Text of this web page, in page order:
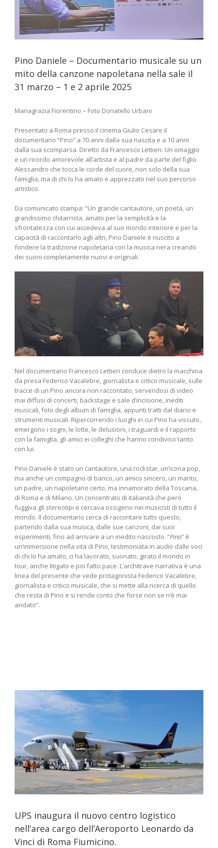
Pino Daniele – Documentario musicale su un
mito della canzone napoletana nella sale il
31 marzo – 1 e 2 aprile 2025
Mariagrazia Fiorentino – Foto Donatello Urbani
Presentato a Roma presso il cinema Giulio Cesare il
documentario “Pino” a 70 anni dalla sua nascita e a 10 anni
dalla sua scomparsa. Diretto da Francesco Lettieri. Un omaggio
e un ricordo amorevole all’artista e al padre da parte del figlio
Alessandro che tocca le corde del cuore, non solo della sua
famiglia, ma di chi lo ha amato e apprezzato nel suo percorso
artistico.
Da comunicato stampa: “Un grande cantautore, un poeta, un
grandissimo chitarrista, amato per la semplicità e la
sfrontatezza con cui accedeva al suo mondo interiore e per la
capacità di raccontarlo agli altri, Pino Daniele è riuscito a
fondere la tradizione napoletana con la musica nera creando
dei suoni completamente nuovi e originali.
Nel documentario Francesco Lettieri conduce dietro la macchina
da presa Federico Vacalebre, giornalista e critico musicale, sulle
tracce di un Pino ancora non raccontato, servendosi di video
mai diffusi di concerti, backstage e sale d’incisione, inediti
musicali, foto degli album di famiglia, appunti tratti dal diario e
strumenti musicali. Ripercorrendo i luoghi in cui Pino ha vissuto,
emergono i sogni, le lotte, le delusioni, i traguardi e il rapporto
con la famiglia, gli amici ei colleghi che hanno condiviso tanto
con lui.
Pino Daniele è stato un cantautore, una rockstar, un’icona pop,
ma anche un compagno di banco, un amico sincero, un marito,
un padre, un napoletano certo, ma innamorato della Toscana,
di Roma e di Milano. Un concentrato di italianità che però
fuggiva gli stereotipi e cercava ossigeno nei musicisti di tutto il
mondo. Il documentario cerca di raccontare tutto questo,
partendo dalla sua musica, dalle sue canzoni, dai suoi
esperimenti, fino ad arrivare a un inedito nascosto. “Pino” è
un’immersione nella vita di Pino, testimoniata in audio dalle voci
di chi lo ha amato, ci ha lavorato, suonato, girato il mondo in
tour, anche litigato e poi fatto pace. L’architrave narrativa è una
linea del presente che vede protagonista Federico Vacalebre,
giornalista e critico musicale, che si mette alla ricerca di quello
che resta di Pino e si rende conto che forse non se n’è mai
andato”.
UPS inaugura il nuovo centro logistico
nell’area cargo dell’Aeroporto Leonardo da
Vinci di Roma Fiumicino.